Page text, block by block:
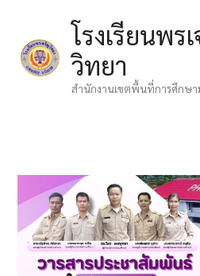
content
โรงเรียนพร
วิทยา
สำนักงานเขตพื้นที่การศึกษ